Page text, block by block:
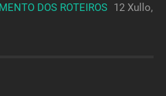
DOS ROTEIROS 12 Xullo,